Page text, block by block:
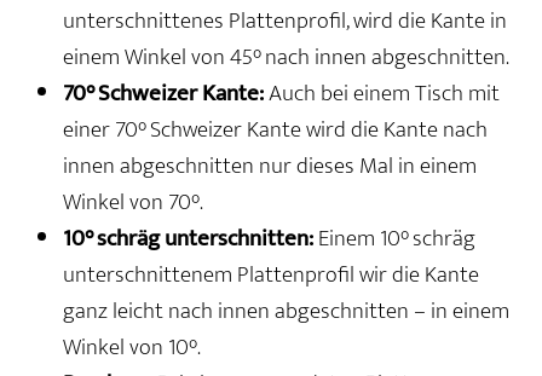
unterschnittenes Plattenprofil, wird die Kante in
einem Winkel von 45° nach innen abgeschnitten.
70° Schweizer Kante:Auch bei einem Tisch mit
einer 70° Schweizer Kante wird die Kante nach
innen abgeschnitten nur dieses Mal in einem
Winkel von 70°.
10° schräg unterschnitten:Einem 10° schräg
unterschnittenem Plattenprofil wir die Kante
ganz leicht nach innen abgeschnitten – in einem
Winkel von 10°.